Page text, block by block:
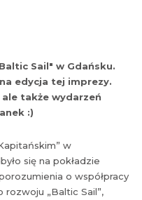
Sail" w Gdańsku.
edycja tej imprezy.
także wydarzeń
:)
w
się na pokładzie
o współpracy
„Baltic Sail”,